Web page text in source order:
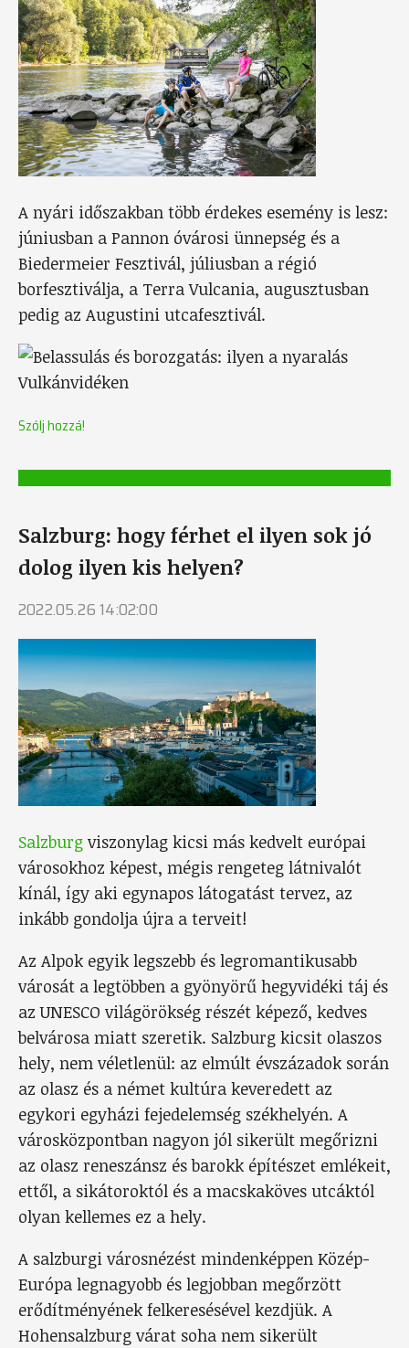
A nyári időszakban több érdekes esemény is lesz:
júniusban a Pannon óvárosi ünnepség és a
Biedermeier Fesztivál, júliusban a régió
borfesztiválja, a Terra Vulcania, augusztusban
pedig az Augustini utcafesztivál.
Szólj hozzá!
Salzburg: hogy férhet el ilyen sok jó
dolog ilyen kis helyen?
2022.05.26 14:02:00
Salzburg viszonylag kicsi más kedvelt európai
városokhoz képest, mégis rengeteg látnivalót
kínál, így aki egynapos látogatást tervez, az
inkább gondolja újra a terveit!
Az Alpok egyik legszebb és legromantikusabb
városát a legtöbben a gyönyörű hegyvidéki táj és
az UNESCO világörökség részét képező, kedves
belvárosa miatt szeretik. Salzburg kicsit olaszos
hely, nem véletlenül: az elmúlt évszázadok során
az olasz és a német kultúra keveredett az
egykori egyházi fejedelemség székhelyén. A
városközpontban nagyon jól sikerült megőrizni
az olasz reneszánsz és barokk építészet emlékeit,
ettől, a sikátoroktól és a macskaköves utcáktól
olyan kellemes ez a hely.
A salzburgi városnézést mindenképpen Közép-
Európa legnagyobb és legjobban megőrzött
erődítményének felkeresésével kezdjük. A
Hohensalzburg várat soha nem sikerült